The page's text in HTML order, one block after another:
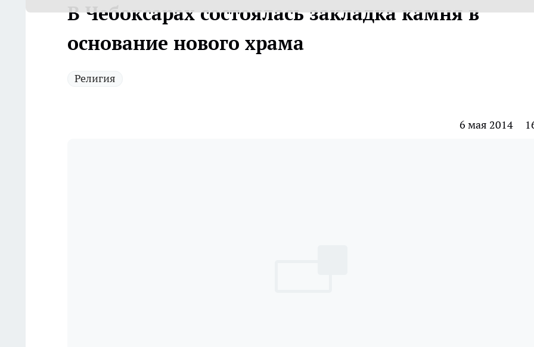
В Чебоксарах состоялась закладка камня в
основание нового храма
Религия
6 мая 2014